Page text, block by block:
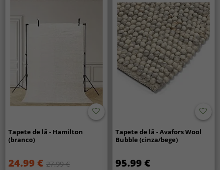
Tapete de lã - Hamilton
(branco)
24.99 € 27.99 €
Tapete de lã - Avafors Wool
Bubble (cinza/bege)
95.99 €